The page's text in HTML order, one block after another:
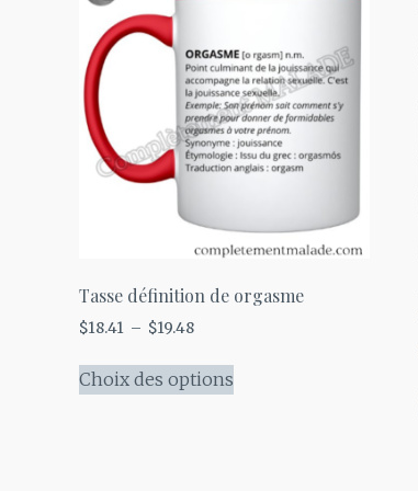
Tasse définition de orgasme
$18.41 – $19.48Plage
prix :
Choix des options
Ce
produit